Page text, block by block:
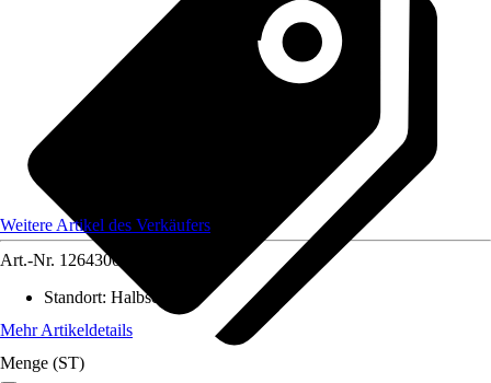
Weitere Artikel des Verkäufers
Art.-Nr. 12643005
Standort: Halbschatten
Mehr Artikeldetails
Menge (ST)